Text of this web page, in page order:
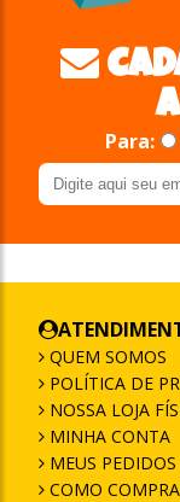
Para:
QUEM SOMOS
POLÍTICA DE
NOSSA LOJA
MINHA CONTA
MEUS PEDIDOS
COMO